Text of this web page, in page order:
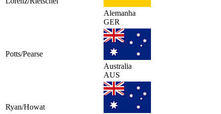
Alemanha
GER
Potts/Pearse
Australia
AUS
Ryan/Howat